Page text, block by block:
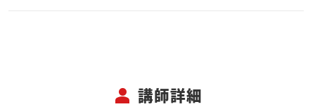
person 講師詳細